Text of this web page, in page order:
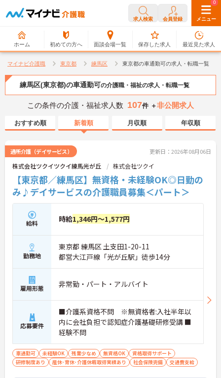
求人検索 会員登録 メニュー
ホーム 初めての方へ 面談会場一覧
0
保存した求人
0
最近見た求人
マイナビ介護職 東京都 練馬区 東京都の車通勤可の求人・転職一覧
練馬区(東京都)の車通勤可の介護職・福祉の求人・転職一覧
この条件の介護・福祉求人数 107件 ＋非公開求人
おすすめ順 新着順 月収順 年収順
通所介護（デイサービス） 更新日：2026年08月06日
株式会社ツクイツクイ練馬光が丘 株式会社ツクイ
【東京都／練馬区】無資格・未経験OK◎日勤の
み♪デイサービスの介護職員募集＜パート＞
給料 時給1,346円～1,577円
勤務地
東京都 練馬区 土支田1-20-11
都営大江戸線「光が丘駅」徒歩14分
雇用形態 非常勤・パート・アルバイト
応募要件
■介護系資格不問 ※無資格者:入社半年以
内に会社負担で認知症介護基礎研修受講 ■
経験不問
車通勤可 未経験OK 残業少なめ 無資格OK
資格取得サポート
研修制度あり
産休･育休･介護休暇取得実績あり 社会保険完備 交通費支給